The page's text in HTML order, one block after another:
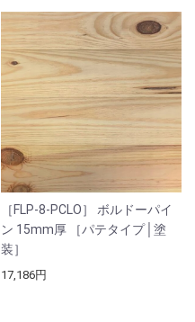
［FLP-8-PCLO］ ボルドーパイ
ン 15mm厚 ［パテタイプ│塗
装］
17,186円